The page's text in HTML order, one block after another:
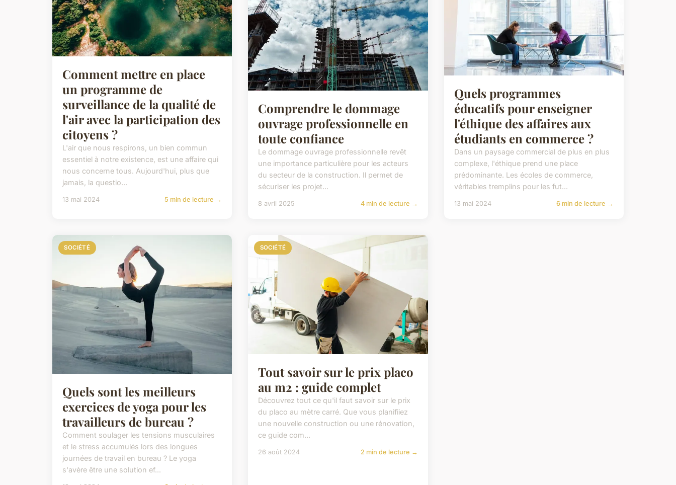
Comment mettre en place
un programme de
surveillance de la qualité de
l'air avec la participation des
citoyens ?
L'air que nous respirons, un bien commun
essentiel à notre existence, est une affaire qui
nous concerne tous. Aujourd'hui, plus que
jamais, la questio...
13 mai 2024 5 min de lecture →
Comprendre le dommage
ouvrage professionnelle en
toute confiance
Le dommage ouvrage professionnelle revêt
une importance particulière pour les acteurs
du secteur de la construction. Il permet de
sécuriser les projet...
8 avril 2025 4 min de lecture →
Quels programmes
éducatifs pour enseigner
l'éthique des affaires aux
étudiants en commerce ?
Dans un paysage commercial de plus en plus
complexe, l'éthique prend une place
prédominante. Les écoles de commerce,
véritables tremplins pour les fut...
13 mai 2024 6 min de lecture →
SOCIÉTÉ
Quels sont les meilleurs
exercices de yoga pour les
travailleurs de bureau ?
Comment soulager les tensions musculaires
et le stress accumulés lors des longues
journées de travail en bureau ? Le yoga
s'avère être une solution ef...
SOCIÉTÉ
Tout savoir sur le prix placo
au m2 : guide complet
Découvrez tout ce qu'il faut savoir sur le prix
du placo au mètre carré. Que vous planifiiez
une nouvelle construction ou une rénovation,
ce guide com...
26 août 2024 2 min de lecture →